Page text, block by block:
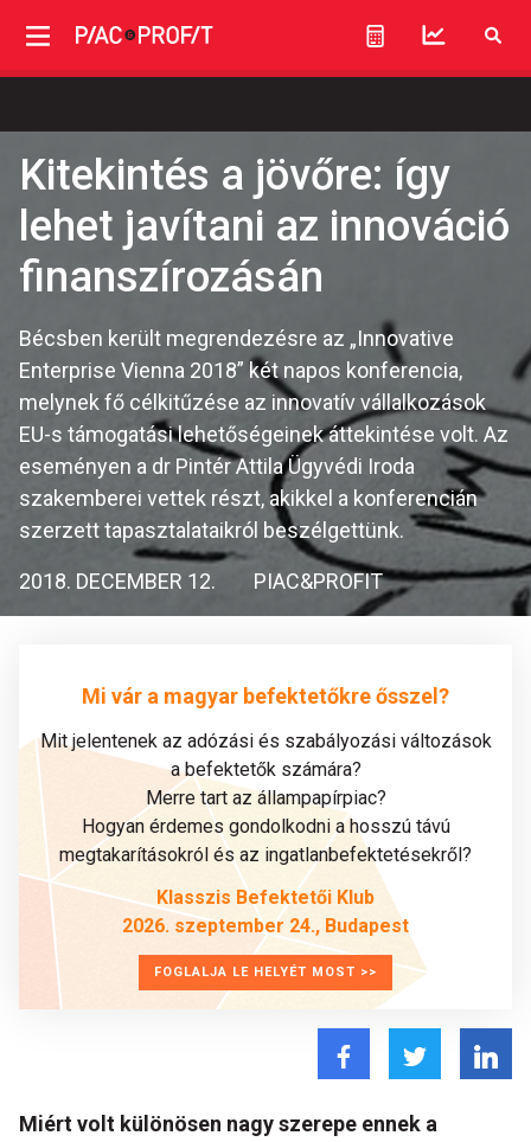
Kitekintés a jövőre: így
lehet javítani az innováció
finanszírozásán
Bécsben került megrendezésre az „Innovative
Enterprise Vienna 2018” két napos konferencia,
melynek fő célkitűzése az innovatív vállalkozások
EU-s támogatási lehetőségeinek áttekintése volt. Az
eseményen a dr Pintér Attila Ügyvédi Iroda
szakemberei vettek részt, akikkel a konferencián
szerzett tapasztalataikról beszélgettünk.
2018. DECEMBER 12. PIAC&PROFIT
Mi vár a magyar befektetőkre ősszel?
Mit jelentenek az adózási és szabályozási változások
a befektetők számára?
Merre tart az állampapírpiac?
Hogyan érdemes gondolkodni a hosszú távú
megtakarításokról és az ingatlanbefektetésekről?
Klasszis Befektetői Klub
2026. szeptember 24., Budapest
FOGLALJA LE HELYÉT MOST >>
Miért volt különösen nagy szerepe ennek a